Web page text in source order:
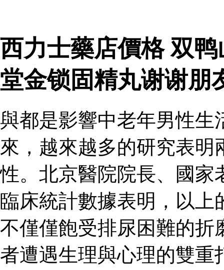
西力士藥店價格 双
堂金锁固精丸谢谢朋
與都是影響中老年男性生
來，越來越多的研究表
性。北京醫院院長、國家
臨床統計數據表明，以上
不僅僅飽受排尿困難的折
者遭遇生理與心理的雙重